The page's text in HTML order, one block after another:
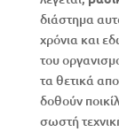
διάστημα
χρόνια και
του
τα θετικά
δοθούν
σωστή